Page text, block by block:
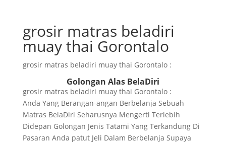
grosir matras beladiri
muay thai Gorontalo
grosir matras beladiri muay thai Gorontalo :
Golongan Alas BelaDiri
grosir matras beladiri muay thai Gorontalo :
Anda Yang Berangan-angan Berbelanja Sebuah
Matras BelaDiri Seharusnya Mengerti Terlebih
Didepan Golongan Jenis Tatami Yang Terkandung Di
Pasaran Anda patut Jeli Dalam Berbelanja Supaya